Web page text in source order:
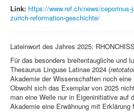
Link: https://www.ref.ch/news/ceporinus-
zurich-reformation-geschichte/
Lateinwort des Jahres 2025:
Für das besonders breitentaugliche und
Thesaurus Linguae Latinae 2024 (
Akademie der Wissenschaften noch
Obwohl sich das Exemplar von 2025
man eine Weile nur in Eigeninitiative auf
Akademie eine Erwähnung mit Erklärung